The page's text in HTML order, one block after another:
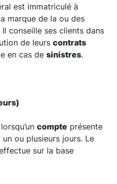
est immatriculé à
marque de la ou des
conseille ses clients dans
de leurs contrats
en cas de sinistres.
lorsqu’un compte présente
ou plusieurs jours. Le
sur la base